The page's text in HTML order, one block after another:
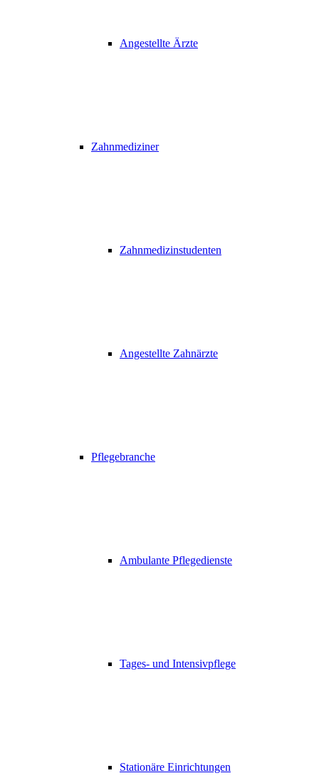
Angestellte Ärzte
Zahnmediziner
Zahnmedizinstudenten
Angestellte Zahnärzte
Pflegebranche
Ambulante Pflegedienste
Tages- und Intensivpflege
Stationäre Einrichtungen